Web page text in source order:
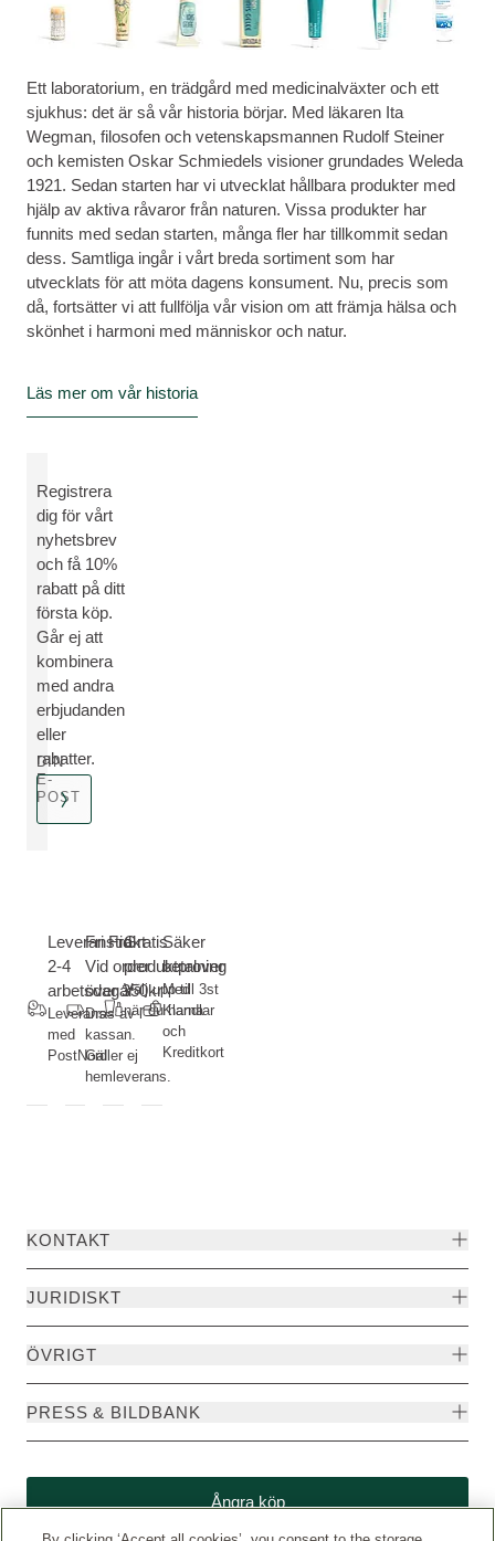
Ett laboratorium, en trädgård med medicinalväxter och ett
sjukhus: det är så vår historia börjar. Med läkaren Ita
Wegman, filosofen och vetenskapsmannen Rudolf Steiner
och kemisten Oskar Schmiedels visioner grundades Weleda
1921. Sedan starten har vi utvecklat hållbara produkter med
hjälp av aktiva råvaror från naturen. Vissa produkter har
funnits med sedan starten, många fler har tillkommit sedan
dess. Samtliga ingår i vårt breda sortiment som har
utvecklats för att möta dagens konsument. Nu, precis som
då, fortsätter vi att fullfölja vår vision om att främja hälsa och
skönhet i harmoni med människor och natur.
Läs mer om vår historia
Registrera
dig för vårt
nyhetsbrev
och få 10%
rabatt på ditt
första köp.
Går ej att
kombinera
med andra
erbjudanden
eller
rabatter.
DIN
E-
POST
Leveranstid
2-4
arbetsdagar
Leverans
med
PostNord
Fri Frakt-
Vid order
över 350kr
Dras av i
kassan.
Gäller ej
hemleverans.
Gratis
produktprover
Välj upp till 3st
när du handlar
Säker
betalning
Med
Klarna
och
Kreditkort
KONTAKT
JURIDISKT
ÖVRIGT
PRESS & BILDBANK
Ångra köp